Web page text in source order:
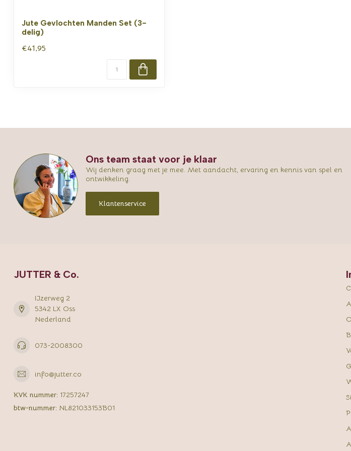
Jute Gevlochten Manden Set (3-
delig)
€41,95
Ons team staat voor je klaar
Wij denken graag met je mee. Met aandacht, ervaring en kennis van spel en
ontwikkeling.
Klantenservice
JUTTER & Co.
IJzerweg 2
5342 LX Oss
Nederland
073-2008300
info@jutter.co
KVK nummer: 17257247
btw-nummer: NL821033153B01